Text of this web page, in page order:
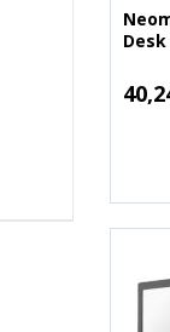
Ειδική
Τιμή